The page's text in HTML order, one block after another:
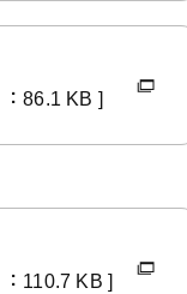
86.1 KB ]
110.7 KB ]